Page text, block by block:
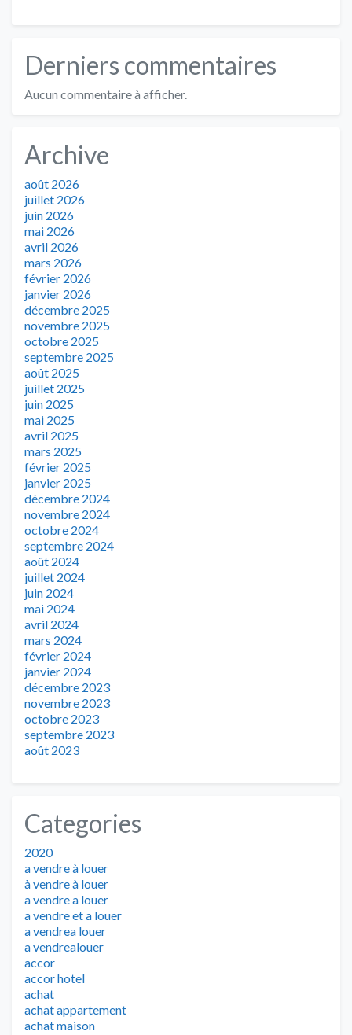
Derniers commentaires
Aucun commentaire à afficher.
Archive
août 2026
juillet 2026
juin 2026
mai 2026
avril 2026
mars 2026
février 2026
janvier 2026
décembre 2025
novembre 2025
octobre 2025
septembre 2025
août 2025
juillet 2025
juin 2025
mai 2025
avril 2025
mars 2025
février 2025
janvier 2025
décembre 2024
novembre 2024
octobre 2024
septembre 2024
août 2024
juillet 2024
juin 2024
mai 2024
avril 2024
mars 2024
février 2024
janvier 2024
décembre 2023
novembre 2023
octobre 2023
septembre 2023
août 2023
Categories
2020
a vendre à louer
à vendre à louer
a vendre a louer
a vendre et a louer
a vendrea louer
a vendrealouer
accor
accor hotel
achat
achat appartement
achat maison